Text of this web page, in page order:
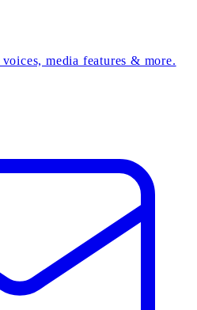
media features & more.